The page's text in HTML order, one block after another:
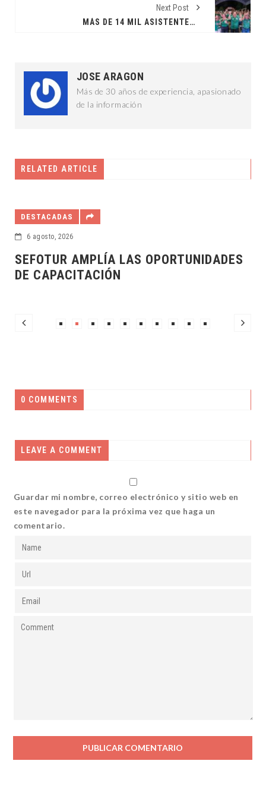
Next Post
MÁS DE 14 MIL ASISTENTES EN LAS ZONAS FAN
JOSE ARAGON
Más de 30 años de experiencia, apasionado
de la información
RELATED ARTICLE
OPORTUNIDADES
DIF YUCATÁN Y
0 COMMENTS
LEAVE A COMMENT
Guardar mi nombre, correo electrónico y sitio web en
este navegador para la próxima vez que haga un
comentario.